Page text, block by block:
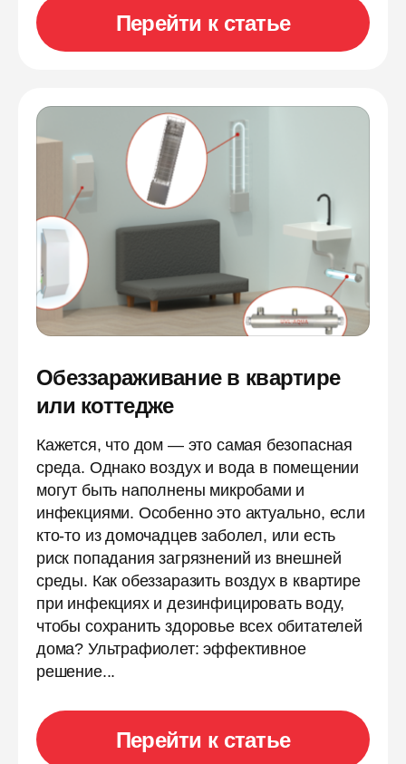
Перейти к статье
Обеззараживание в квартире
или коттедже
Кажется, что дом — это самая безопасная
среда. Однако воздух и вода в помещении
могут быть наполнены микробами и
инфекциями. Особенно это актуально, если
кто-то из домочадцев заболел, или есть
риск попадания загрязнений из внешней
среды. Как обеззаразить воздух в квартире
при инфекциях и дезинфицировать воду,
чтобы сохранить здоровье всех обитателей
дома? Ультрафиолет: эффективное
решение...
Перейти к статье